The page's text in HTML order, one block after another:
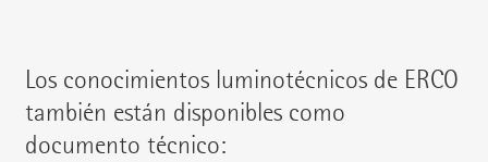
Los conocimientos luminotécnicos de ERCO
también están disponibles como
documento técnico: